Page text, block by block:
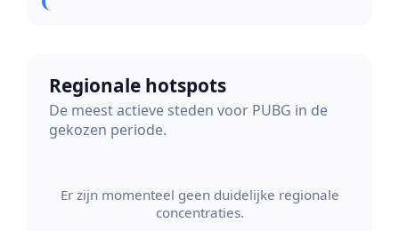
Regionale hotspots
De meest actieve steden voor PUBG in de
gekozen periode.
Er zijn momenteel geen duidelijke regionale
concentraties.